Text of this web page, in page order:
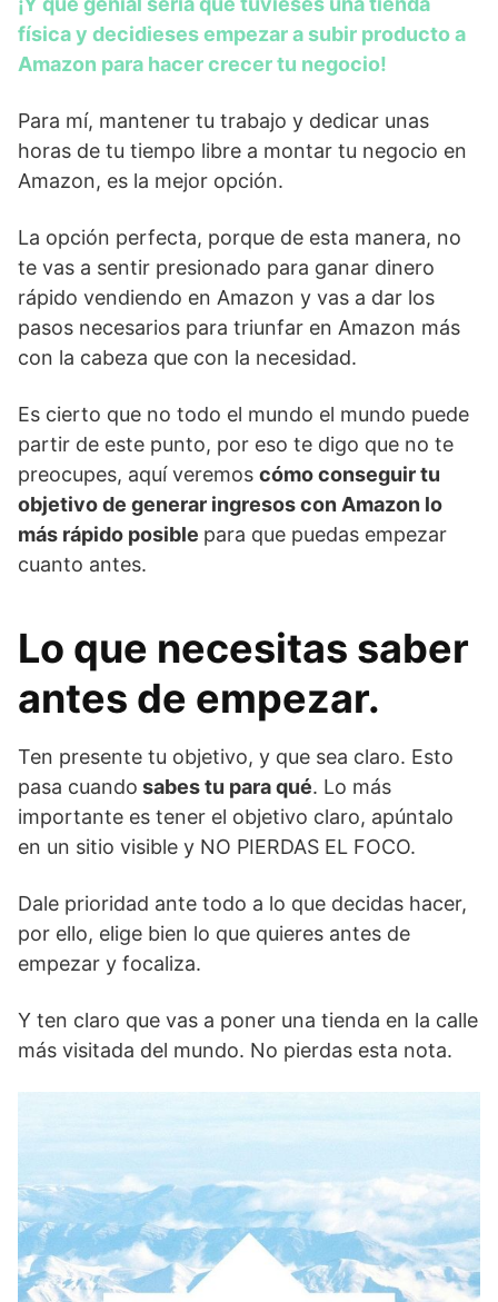
física y decidieses empezar a subir producto a
Amazon para hacer crecer tu negocio!
Para mí, mantener tu trabajo y dedicar unas
horas de tu tiempo libre a montar tu negocio en
Amazon, es la mejor opción.
La opción perfecta, porque de esta manera, no
te vas a sentir presionado para ganar dinero
rápido vendiendo en Amazon y vas a dar los
pasos necesarios para triunfar en Amazon más
con la cabeza que con la necesidad.
Es cierto que no todo el mundo el mundo puede
partir de este punto, por eso te digo que no te
preocupes, aquí veremos cómo conseguir tu
objetivo de generar ingresos con Amazon lo
más rápido posible para que puedas empezar
cuanto antes.
Lo que necesitas saber
antes de empezar.
Ten presente tu objetivo, y que sea claro. Esto
pasa cuando sabes tu para qué. Lo más
importante es tener el objetivo claro, apúntalo
en un sitio visible y NO PIERDAS EL FOCO.
Dale prioridad ante todo a lo que decidas hacer,
por ello, elige bien lo que quieres antes de
empezar y focaliza.
Y ten claro que vas a poner una tienda en la calle
más visitada del mundo. No pierdas esta nota.